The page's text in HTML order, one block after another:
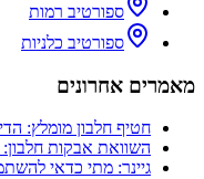
ספורטיב רמות
ספורטיב כלניות
מאמרים אחרונים
חטיף חלבון מומלץ:
השוואת אבקות
גיינר: מתי כדאי